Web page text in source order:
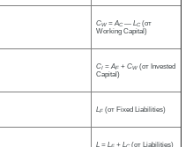
CW = AC— L C(от
Working Capital)
CI = AF + CW (от Invested
Capital)
L F (от Fixed Liabilities)
L = L + L (от Liabilities)